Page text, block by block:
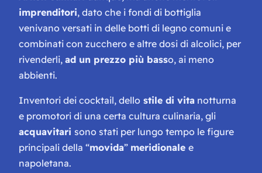
imprenditori, dato che i fondi di bottiglia
venivano versati in delle botti di legno comuni e
combinati con zucchero e altre dosi di alcolici, per
rivenderli, ad un prezzo più basso, ai meno
abbienti.
Inventori dei cocktail, dello stile di vita notturna
e promotori di una certa cultura culinaria, gli
acquavitari sono stati per lungo tempo le figure
principali della “movida” meridionale e
napoletana.